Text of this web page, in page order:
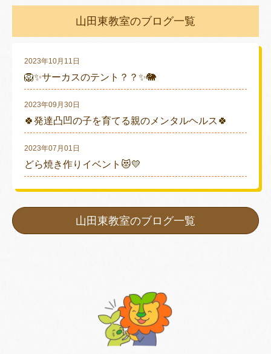
山田東教室のブログ一覧
2023年10月11日
🦁✨サーカスのテント？？✨🐘
2023年09月30日
🍀発達凸凹の子を育てる親のメンタルヘルス🍀
2023年07月01日
どら焼き作りイベント😻💛
山田東教室のブログ一覧